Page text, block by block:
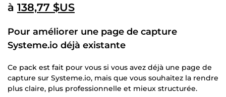
à 138,77 $US
Pour améliorer une page de capture
Systeme.io déjà existante
Ce pack est fait pour vous si vous avez déjà une page de
capture sur Systeme.io, mais que vous souhaitez la rendre
plus claire, plus professionnelle et mieux structurée.